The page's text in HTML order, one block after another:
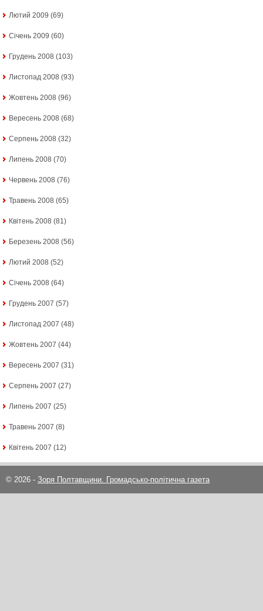
Лютий 2009 (69)
Січень 2009 (60)
Грудень 2008 (103)
Листопад 2008 (93)
Жовтень 2008 (96)
Вересень 2008 (68)
Серпень 2008 (32)
Липень 2008 (70)
Червень 2008 (76)
Травень 2008 (65)
Квітень 2008 (81)
Березень 2008 (56)
Лютий 2008 (52)
Січень 2008 (64)
Грудень 2007 (57)
Листопад 2007 (48)
Жовтень 2007 (44)
Вересень 2007 (31)
Серпень 2007 (27)
Липень 2007 (25)
Травень 2007 (8)
Квітень 2007 (12)
© 2026 - Зоря Полтавщини. Громадсько-політична газета